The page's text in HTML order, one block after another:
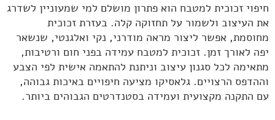
חיפוי זכוכית למטבח הוא פתרון מושלם למי שמעוניין לשדרג
את העיצוב ולשמור על תחזוקה קלה. בעזרת זכוכית
מחוסמת, אפשר ליצור מראה מודרני, נקי ואלגנטי, שנשאר
יפה לאורך זמן. זכוכית למטבח עמידה בפני חום ורטיבות,
מתאימה לכל סגנון עיצוב וניתנת להתאמה אישית לפי הצבע
וההדפס הרצויים. גלאסיקו מציעה חיפויים באיכות גבוהה,
עם התקנה מקצועית ועמידה בסטנדרטים הגבוהים ביותר.